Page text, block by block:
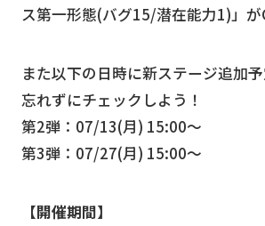
ス第一形態(バグ15/潜在能力1)」が
また以下の日時に新ステージ追加予
忘れずにチェックしよう！
第2弾：07/13(月) 15:00〜
第3弾：07/27(月) 15:00〜
【開催期間】